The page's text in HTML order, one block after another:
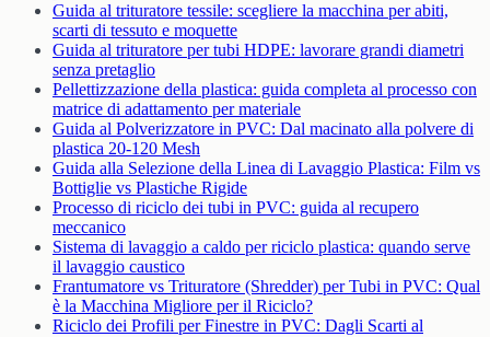
Guida al trituratore tessile: scegliere la macchina per abiti,
scarti di tessuto e moquette
Guida al trituratore per tubi HDPE: lavorare grandi diametri
senza pretaglio
Pellettizzazione della plastica: guida completa al processo con
matrice di adattamento per materiale
Guida al Polverizzatore in PVC: Dal macinato alla polvere di
plastica 20-120 Mesh
Guida alla Selezione della Linea di Lavaggio Plastica: Film vs
Bottiglie vs Plastiche Rigide
Processo di riciclo dei tubi in PVC: guida al recupero
meccanico
Sistema di lavaggio a caldo per riciclo plastica: quando serve
il lavaggio caustico
Frantumatore vs Trituratore (Shredder) per Tubi in PVC: Qual
è la Macchina Migliore per il Riciclo?
Riciclo dei Profili per Finestre in PVC: Dagli Scarti al